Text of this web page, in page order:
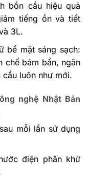
bồn cầu hiệu quả
tiếng ồn và tiết
3L.
bề mặt sáng sạch:
chế bám bẩn, ngăn
luôn như mới.
nghệ Nhật Bản
mỗi lần sử dụng
điện phân khử